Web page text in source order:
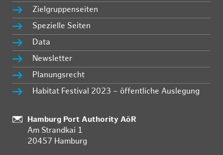
Zielgruppenseiten
Spezielle Seiten
Data
Newsletter
Planungsrecht
Habitat Festival 2023 – öffentliche Auslegung
Standort:
Hamburg Port Authority AöR
Am Strandkai 1
20457 Hamburg